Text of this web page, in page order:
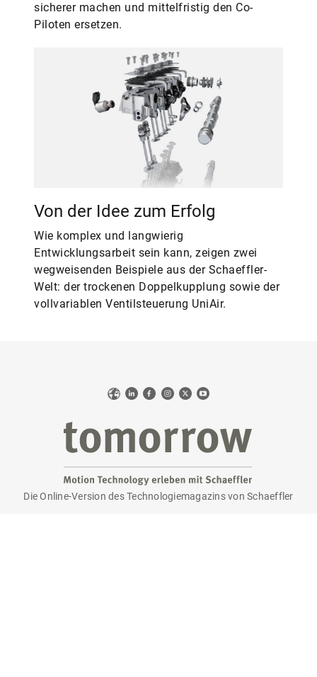
sicherer machen und mittelfristig den ­Co-
Piloten ersetzen.
Von der Idee zum Erfolg
Wie komplex und langwierig
Entwicklungsarbeit sein kann, zeigen zwei
wegweisenden Beispiele aus der Schaeffler-
Welt: der trockenen Doppelkupplung sowie der
vollvariablen Ventilsteuerung UniAir.
WebLinkedIn
Facebook
Instagram
X YouTube
tomorrow
Die Online-Version des Technologiemagazins von Schaeffler